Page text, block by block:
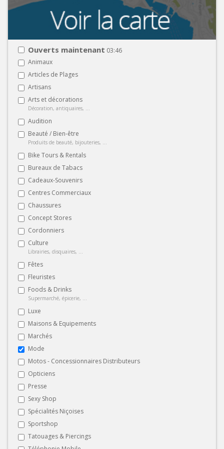
Ouverts maintenant 03:46
Animaux
Articles de Plages
Artisans
Arts et décorations
Décoration, antiquaires, ...
Audition
Beauté / Bien-être
Produits de beauté, bijouteries, ...
Bike Tours & Rentals
Bureaux de Tabacs
Cadeaux-Souvenirs
Centres Commerciaux
Chaussures
Concept Stores
Cordonniers
Culture
Librairies, disquaires, ...
Fêtes
Fleuristes
Foods & Drinks
Supermarché, épicerie, ...
Luxe
Maisons & Equipements
Marchés
Mode
Motos - Concessionnaires Distributeurs
Opticiens
Presse
Sexy Shop
Spécialités Niçoises
Sportshop
Tatouages & Piercings